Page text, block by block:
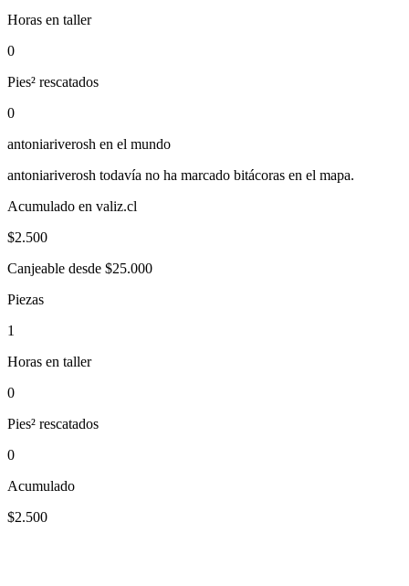
Horas en taller
0
Pies² rescatados
0
antoniariverosh en el mundo
antoniariverosh todavía no ha marcado bitácoras en el mapa.
Acumulado en valiz.cl
$2.500
Canjeable desde $25.000
Piezas
1
Horas en taller
0
Pies² rescatados
0
Acumulado
$2.500